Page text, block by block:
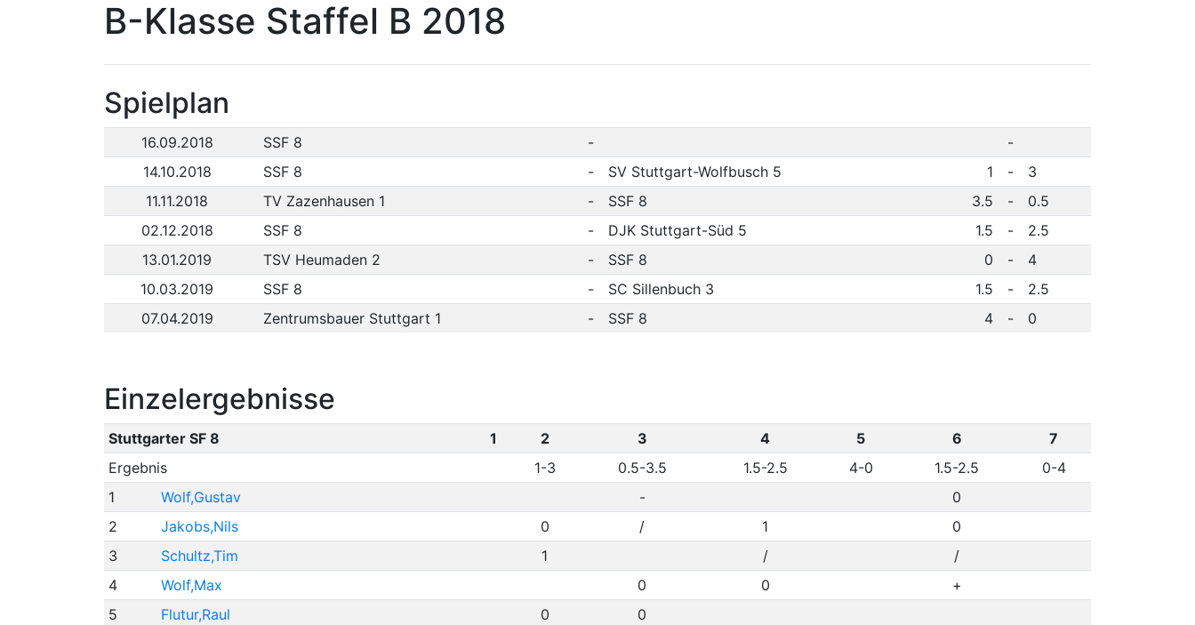
B-Klasse Staffel B 2018
Spielplan
16.09.2018 SSF 8 -
-
14.10.2018
SSF 8 - SV Stuttgart-Wolfbusch 5 1 -
3
11.11.2018
TV Zazenhausen 1 - SSF 8 3.5 -
0.5
02.12.2018
SSF 8 - DJK Stuttgart-Süd 5 1.5 -
2.5
13.01.2019
TSV Heumaden 2 - SSF 8 0 -
4
10.03.2019
SSF 8 - SC Sillenbuch 3 1.5 -
2.5
07.04.2019
Zentrumsbauer Stuttgart 1 - SSF 8 4 - 0
Einzelergebnisse
Stuttgarter SF 8 1 2 3 4 5 6
7
Ergebnis
1-3 0.5-3.5 1.5-2.5 4-0 1.5-2.5
0-4
1
Wolf,Gustav -
0
2
Jakobs,Nils 0 / 1
0
3
Schultz,Tim 1 /
/
4
Wolf,Max 0 0
+
5
Flutur,Raul 0
0